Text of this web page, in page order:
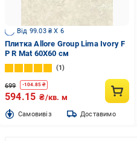
Від 99.03 ₴ X 6
Плитка Allore Group Lima Ivory F
P R Mat 60Х60 см
1
699 -104.85 ₴
594.15 ₴/кв. м
Cамовивіз Доставимо